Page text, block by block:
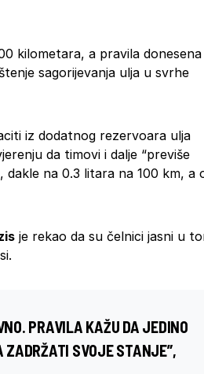
kilometara, a pravila donesena
sagorijevanja ulja u svrhe
iz dodatnog rezervoara ulja
da timovi i dalje “previše
na 0.3 litara na 100 km, a
je rekao da su čelnici jasni u
PRAVILA KAŽU DA JEDINO
ZADRŽATI SVOJE STANJE”,